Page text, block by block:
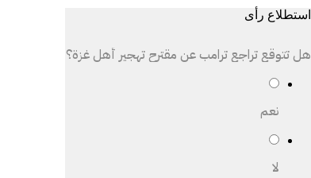
استطلاع رأى
هل تتوقع تراجع ترامب عن مقترح تهجير أهل غزة؟
نعم
لا